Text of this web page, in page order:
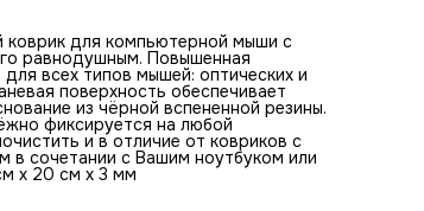
коврик для компьютерной мыши с
равнодушным. Повышенная
всех типов мышей: оптических и
поверхность обеспечивает
из чёрной вспененной резины.
фиксируется на любой
и в отличие от ковриков с
в сочетании с Вашим ноутбуком или
x 20 см x 3 мм